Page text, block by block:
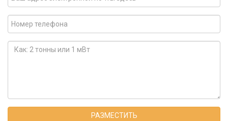
РАЗМЕСТИТЬ